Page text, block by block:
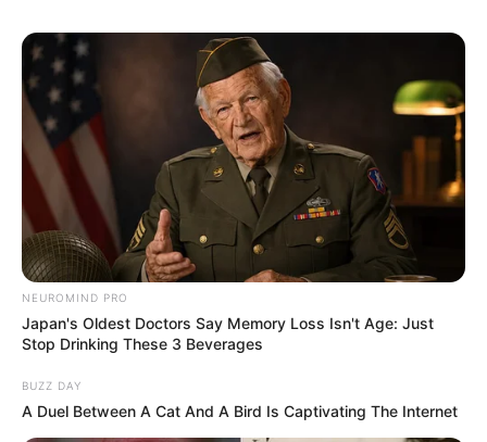
NEUROMIND PRO
Japan's Oldest Doctors Say Memory Loss Isn't Age: Just
Stop Drinking These 3 Beverages
BUZZ DAY
A Duel Between A Cat And A Bird Is Captivating The Internet